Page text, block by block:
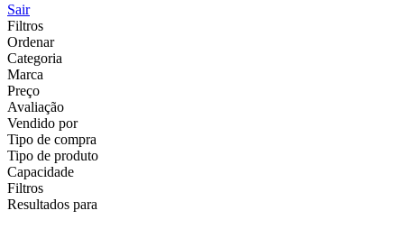
Sair
Filtros
Ordenar
Categoria
Marca
Preço
Avaliação
Vendido por
Tipo de compra
Tipo de produto
Capacidade
Filtros
Resultados para